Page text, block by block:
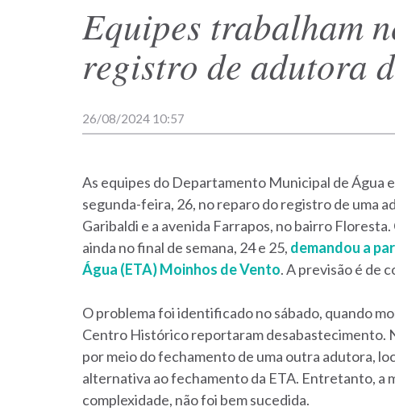
Equipes trabalham
registro de adutora
26/08/2024 10:57
As equipes do Departamento Municipal de Água
segunda-feira, 26, no reparo do registro de uma
Garibaldi e a avenida Farrapos, no bairro
ainda no final de semana, 24 e 25, demandou a
Água (ETA) Moinhos de Vento. A previsão é de
O problema foi identificado no sábado, quando
Centro Histórico reportaram desabastecimento.
por meio do fechamento de uma outra adutora,
alternativa ao fechamento da ETA. Entretanto, a
complexidade, não foi bem sucedida.